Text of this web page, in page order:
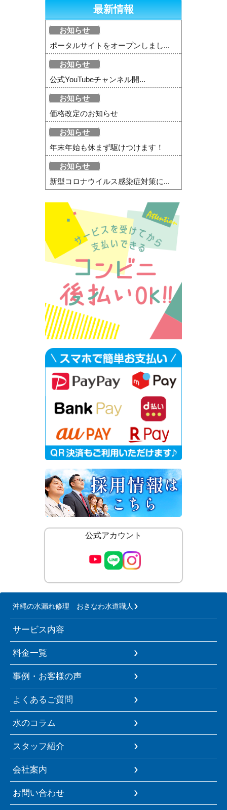
最新情報
お知らせ
ポータルサイトをオープンしまし...
お知らせ
公式YouTubeチャンネル開...
お知らせ
価格改定のお知らせ
お知らせ
年末年始も休まず駆けつけます！
お知らせ
新型コロナウイルス感染症対策に...
公式アカウント
沖縄の水漏れ修理 おきなわ水道職人
サービス内容
料金一覧
事例・お客様の声
よくあるご質問
水のコラム
スタッフ紹介
会社案内
お問い合わせ